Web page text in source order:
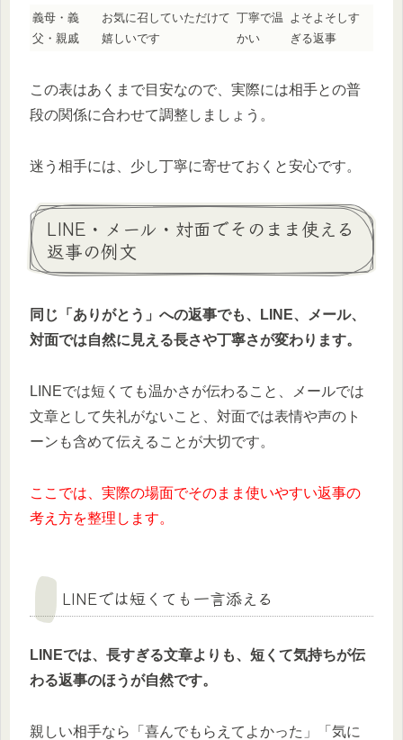
義母・義
父・親戚
お気に召していただけて
嬉しいです
丁寧で温
かい
よそよそしす
ぎる返事
この表はあくまで目安なので、実際には相手との普
段の関係に合わせて調整しましょう。
迷う相手には、少し丁寧に寄せておくと安心です。
LINE・メール・対面でそのまま使える
返事の例文
同じ「ありがとう」への返事でも、LINE、メール、
対面では自然に見える長さや丁寧さが変わります。
LINEでは短くても温かさが伝わること、メールでは
文章として失礼がないこと、対面では表情や声のト
ーンも含めて伝えることが大切です。
ここでは、実際の場面でそのまま使いやすい返事の
考え方を整理します。
LINEでは短くても一言添える
LINEでは、長すぎる文章よりも、短くて気持ちが伝
わる返事のほうが自然です。
親しい相手なら「喜んでもらえてよかった」「気に